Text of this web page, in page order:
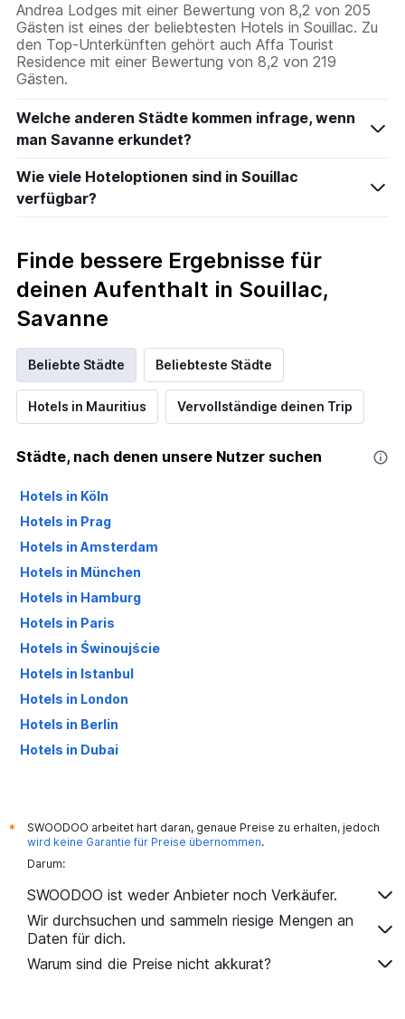
Andrea Lodges mit einer Bewertung von 8,2 von 205
Gästen ist eines der beliebtesten Hotels in Souillac. Zu
den Top-Unterkünften gehört auch Affa Tourist
Residence mit einer Bewertung von 8,2 von 219
Gästen.
Welche anderen Städte kommen infrage, wenn
man Savanne erkundet?
Wie viele Hoteloptionen sind in Souillac
verfügbar?
Finde bessere Ergebnisse für
deinen Aufenthalt in Souillac,
Savanne
Beliebte Städte Beliebteste Städte
Hotels in Mauritius Vervollständige deinen Trip
Städte, nach denen unsere Nutzer suchen
Hotels in Köln
Hotels in Prag
Hotels in Amsterdam
Hotels in München
Hotels in Hamburg
Hotels in Paris
Hotels in Świnoujście
Hotels in Istanbul
Hotels in London
Hotels in Berlin
Hotels in Dubai
*
SWOODOO arbeitet hart daran, genaue Preise zu erhalten, jedoch
wird keine Garantie für Preise übernommen.
Darum:
SWOODOO ist weder Anbieter noch Verkäufer.
Wir durchsuchen und sammeln riesige Mengen an
Daten für dich.
Warum sind die Preise nicht akkurat?